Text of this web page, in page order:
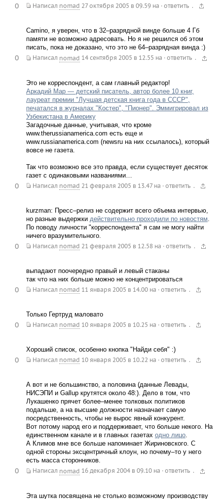
Написал nomad 27 октября 2005 в 09.59на · ответить .
0
Camino, я уверен, что в 32–разрядной винде больше 4 Гб
памяти не возможно адресовать. Но я не решился об этом
писать, пока не доказано, что это не 64–разрядная винда :)
Написал nomad 14 сентября 2005 в 12.55 на · ответить .
0
Это не корреспондент, а сам главный редактор!
Аркадий Мар — детский писатель, автор более 10 книг,
лауреат премии "Лучшая детская книга года в СССР",
печатался в журналах "Костер", "Пионер". Эммигрировал из
Узбекистана в Америку
Загадочные данные, учитывая, что кроме
www.therussianamerica.com есть еще и
www.russianamerica.com (newsru на них ссылалось), который
вовсе не газета.
Так что возможно все это правда, если существует десяток
газет с одинаковыми названиями…
Написал nomad 21 февраля 2005 в 13.47на · ответить .
0
kurzman: Пресс–релиз не содержит всего объема интервью,
но разные выдержки действительно проходили по новостям
По поводу личности "корреспондента" я сам не могу найти
ничего вразумительного.
Написал nomad 21 февраля 2005 в 12.58на · ответить .
0
выпадают поочередно правый и левый стаканы
так что на них больше можно не концентрироваться
Написал nomad 11 января 2005 в 14.00на · ответить .
0
Только Гертруд маловато
Написал nomad 10 января 2005 в 10.25 на · ответить .
0
Хороший список, особенно кнопка "Найди себя" :)
Написал nomad 10 января 2005 в 10.22 на · ответить .
0
А вот и не большинство, а половина (данные Левады,
НИСЭПИ и Gallup крутятся около 48:). Дело в том, что
Лукашенко прячет более–менее толковых политиков
подальше, а на высшие должности назначает самую
посредственность, чтобы не вырос явный конкурент.
Вот потому народ его и поддерживает, что больше некого. На
единственном канале и в главных газетах одно лицо.
А Климов мне все больше напоминает Жириновского. С
одной стороны эксцентричный клоун, но почему–то у него
есть масса сторонников.
Написал nomad 16 декабря 2004 в 09.10на · ответить .
0
Эта шутка посвящена не столько возможному производству